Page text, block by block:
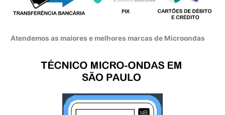
Atendemos as maiores e melhores marcas de Microondas